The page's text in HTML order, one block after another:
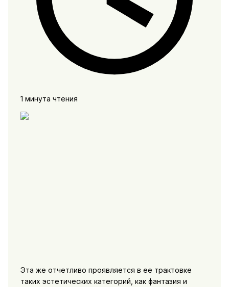
1 минута чтения
Эта же отчетливо про­является в ее трактовке
таких эстетических категорий, как фантазия и